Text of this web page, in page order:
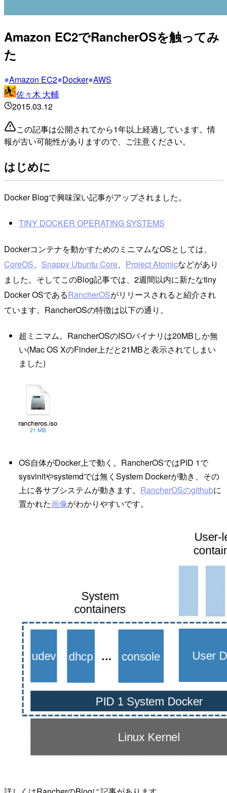
Amazon EC2でRancherOSを触ってみ
た
Amazon EC2 Docker AWS
佐々木 大輔
2015.03.12
この記事は公開されてから1年以上経過しています。情
報が古い可能性がありますので、ご注意ください。
はじめに
Docker Blogで興味深い記事がアップされました。
TINY DOCKER OPERATING SYSTEMS
Dockerコンテナを動かすためのミニマムなOSとしては、
CoreOS
Snappy Ubuntu Core Project Atomicなどがあり
ました。そしてこのBlog記事では、2週間以内に新たなtiny
Docker OSであるRancherOSがリリースされると紹介され
ています。RancherOSの特徴は以下の通り。
超ミニマム。RancherOSのISOバイナリは20MBしか無
い(Mac OS XのFinder上だと21MBと表示されてしまい
ました)
OS自体がDocker上で動く。RancherOSではPID 1で
sysvinitやsystemdでは無くSystem Dockerが動き、その
上に各サブシステムが動きます。 RancherOSのgithubに
置かれた画像がわかりやすいです。